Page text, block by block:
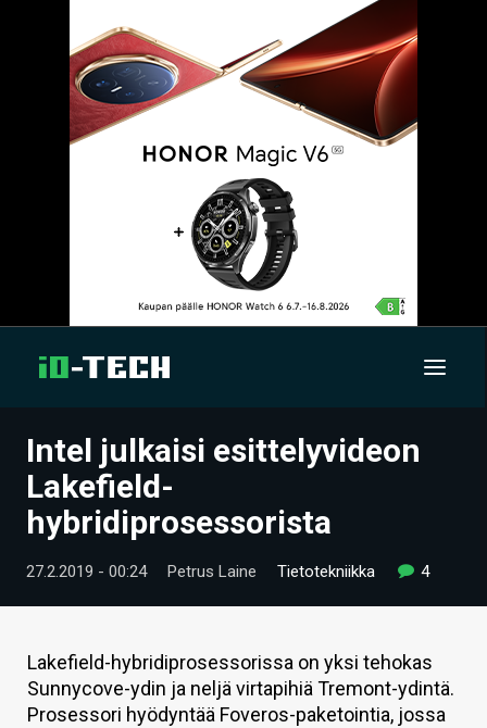
UUTISET
ARTIKKELIT
VIDEOT
TECHBBS
TIETOA
HINTA.FI
Intel julkaisi esittelyvideon
Lakefield-
hybridiprosessorista
27.2.2019 - 00:24 Petrus Laine Tietotekniikka 4
Lakefield-hybridiprosessorissa on yksi tehokas
Sunnycove-ydin ja neljä virtapihiä Tremont-ydintä.
Prosessori hyödyntää Foveros-paketointia, jossa